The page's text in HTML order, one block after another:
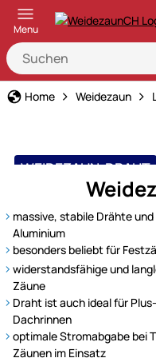
Menu
Home Weidezaun
WEIDEZAUN-DRAHT
langlebig & sehr
massive, stabile Drähte
Aluminium
besonders beliebt für
widerstandsfähige und
Zäune
Draht ist auch ideal für
Dachrinnen
optimale Stromabgabe bei
Zäunen im Einsatz